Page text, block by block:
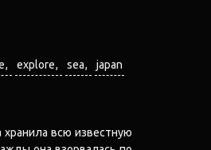
explore sea japan
хранила всю известную